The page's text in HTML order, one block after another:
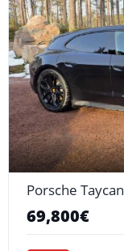
Porsche Taycan
69,800€